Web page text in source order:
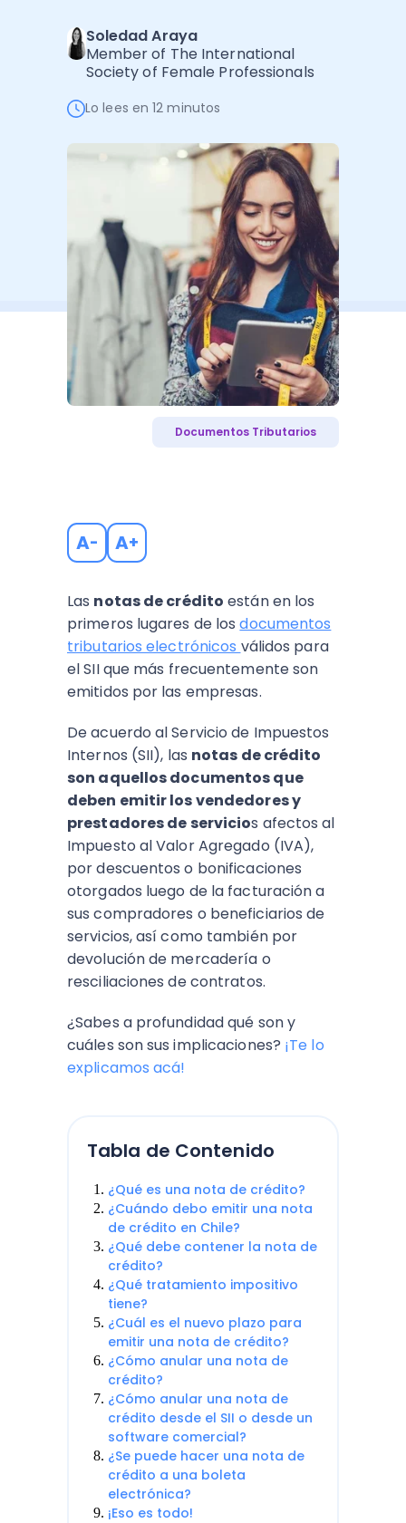
Administración Empresarial
Ver todo
Software Factura y Administración
Ver Todo
Soledad Araya
Member of The International
Society of Female Professionals
Lo lees en 12 minutos
Documentos Tributarios
A- A+
Las notas de crédito están en los
primeros lugares de losdocumentos
tributarios electrónicos válidos para
el SII que más frecuentemente son
emitidos por las empresas.
De acuerdo al Servicio de Impuestos
Internos (SII), las notas de crédito
son aquellos documentos que
deben emitir los vendedores y
prestadores de servicios afectos al
Impuesto al Valor Agregado (IVA),
por descuentos o bonificaciones
otorgados luego de la facturación a
sus compradores o beneficiarios de
servicios, así como también por
devolución de mercadería o
resciliaciones de contratos.
¿Sabes a profundidad qué son y
cuáles son sus implicaciones? ¡Te lo
explicamos acá!
Tabla de Contenido
¿Qué es una nota de crédito?
¿Cuándo debo emitir una nota
de crédito en Chile?
¿Qué debe contener la nota de
crédito?
¿Qué tratamiento impositivo
tiene?
¿Cuál es el nuevo plazo para
emitir una nota de crédito?
¿Cómo anular una nota de
crédito?
¿Cómo anular una nota de
crédito desde el SII o desde un
software comercial?
¿Se puede hacer una nota de
crédito a una boleta
electrónica?
¡Eso es todo!